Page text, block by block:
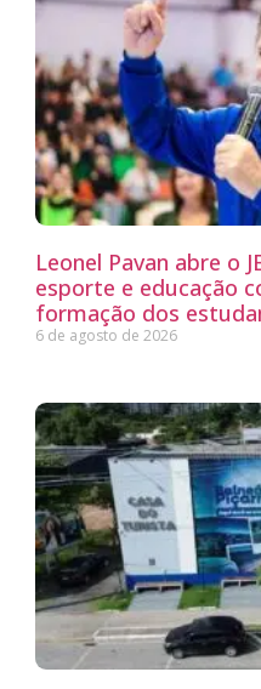
Leonel Pavan abre o
esporte e educação
formação dos
6 de agosto de 2026